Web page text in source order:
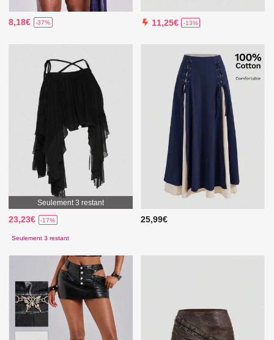
8,18€ -37% 11,25€ -13%
Seulement 3 restant
23,23€ -17%
Seulement 3 restant
25,99€